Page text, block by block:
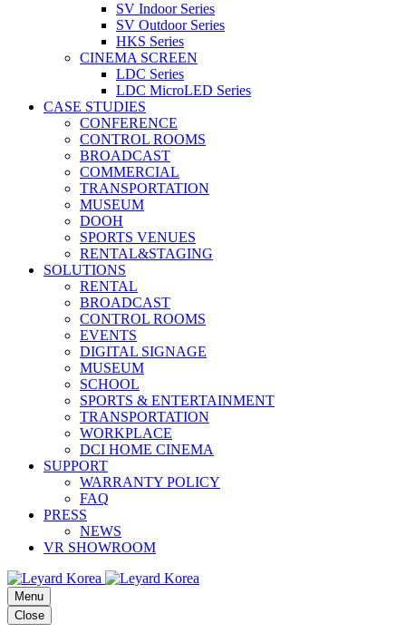
SV Indoor Series
SV Outdoor Series
HKS Series
CINEMA SCREEN
LDC Series
LDC MicroLED Series
CASE STUDIES
CONFERENCE
CONTROL ROOMS
BROADCAST
COMMERCIAL
TRANSPORTATION
MUSEUM
DOOH
SPORTS VENUES
RENTAL&STAGING
SOLUTIONS
RENTAL
BROADCAST
CONTROL ROOMS
EVENTS
DIGITAL SIGNAGE
MUSEUM
SCHOOL
SPORTS & ENTERTAINMENT
TRANSPORTATION
WORKPLACE
DCI HOME CINEMA
SUPPORT
WARRANTY POLICY
FAQ
PRESS
NEWS
VR SHOWROOM
Menu
Close